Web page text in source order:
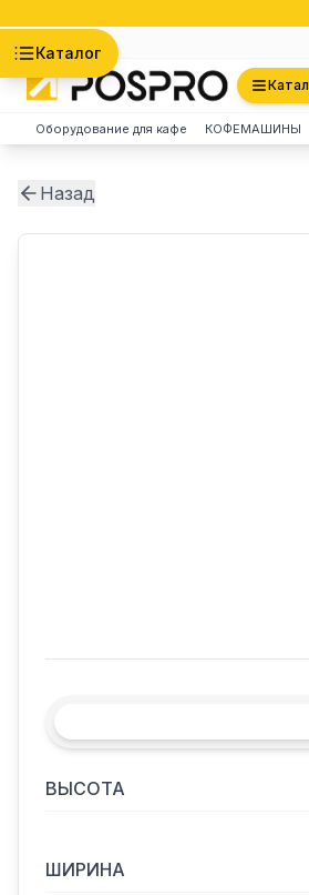
Каталог
Оборудование для кафе КОФЕМАШИНЫ
Назад
ВЫСОТА
ШИРИНА